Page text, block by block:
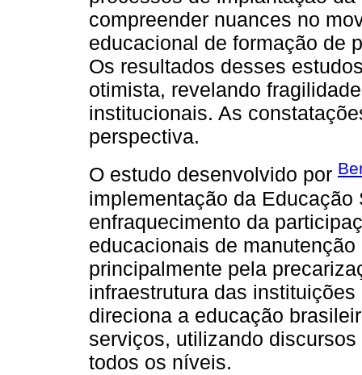
compreender nuances no
educacional de formação de
Os resultados desses
otimista, revelando
institucionais. As
perspectiva.
O estudo desenvolvido por
implementação da
enfraquecimento da
educacionais de
principalmente pela
infraestrutura das
direciona a educação
serviços, utilizando
todos os níveis.